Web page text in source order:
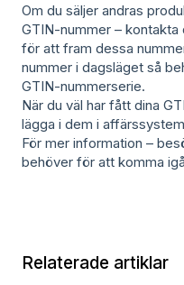
Om du säljer andras
GTIN-nummer –
för att fram dessa
nummer i dagsläget så
GTIN-nummerserie.
När du väl har fått dina
lägga i dem i
För mer information –
behöver för att komma
Relaterade artiklar